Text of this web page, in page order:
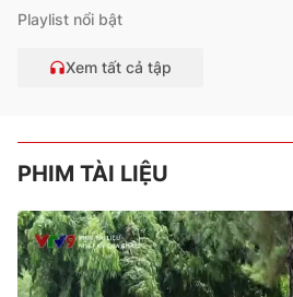
Playlist nổi bật
Xem tất cả tập
PHIM TÀI LIỆU